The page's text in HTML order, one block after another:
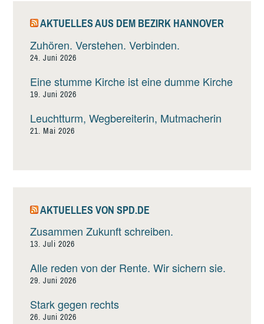
AKTUELLES AUS DEM BEZIRK HANNOVER
Zuhören. Verstehen. Verbinden.
24. Juni 2026
Eine stumme Kirche ist eine dumme Kirche
19. Juni 2026
Leuchtturm, Wegbereiterin, Mutmacherin
21. Mai 2026
AKTUELLES VON SPD.DE
Zusammen Zukunft schreiben.
13. Juli 2026
Alle reden von der Rente. Wir sichern sie.
29. Juni 2026
Stark gegen rechts
26. Juni 2026